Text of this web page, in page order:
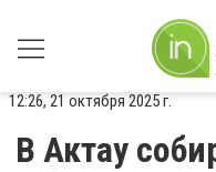
12:26, 21 октября 2025 г.
В Актау